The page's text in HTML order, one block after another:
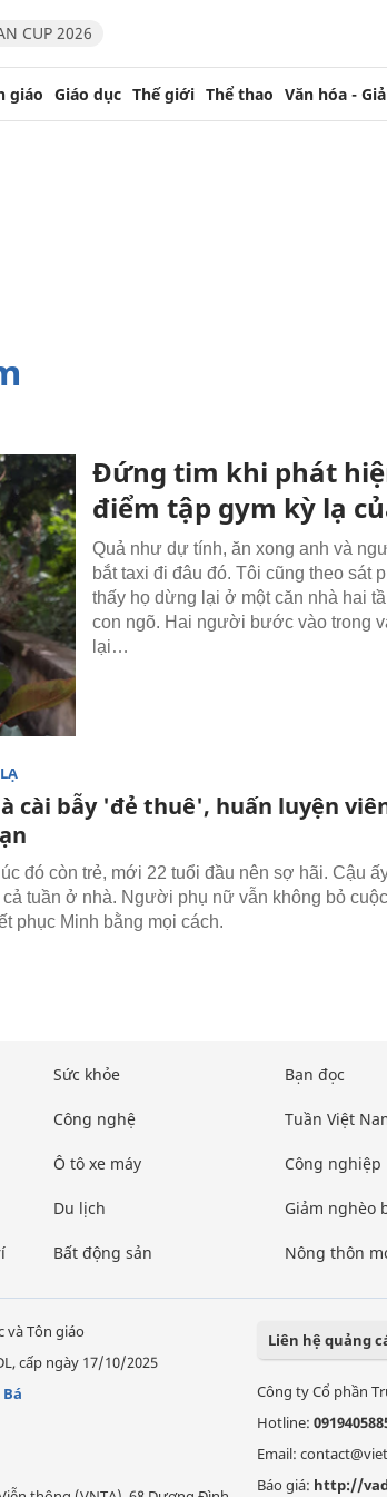
CUP 2026
giáo Giáo dục Thế giới Thể thao Văn hóa -
Đứng tim khi phát
điểm tập gym kỳ lạ
Quả như dự tính, ăn xong anh và
bắt taxi đi đâu đó. Tôi cũng theo sát
thấy họ dừng lại ở một căn nhà hai
con ngõ. Hai người bước vào trong
lại…
cài bẫy 'đẻ thuê', huấn luyện
đó còn trẻ, mới 22 tuổi đầu nên sợ hãi. Cậu
tuần ở nhà. Người phụ nữ vẫn không bỏ
phục Minh bằng mọi cách.
Sức khỏe
Công nghệ
Ô tô xe máy
Du lịch
Bất động sản
Bạn đọc
Tuần Việt
Công nghiệp
Giảm nghèo
Nông thôn
và Tôn giáo
cấp ngày 17/10/2025
Liên hệ quảng
Công ty Cổ phần
Hotline:
Email:
Báo giá: http://